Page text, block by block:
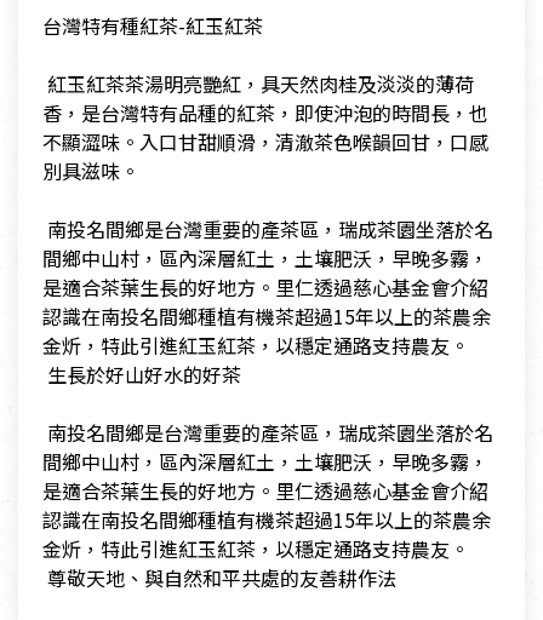
台灣特有種紅茶-紅玉紅茶
​ 紅玉紅茶茶湯明亮艷紅，具天然肉桂及淡淡的薄荷
香，是台灣特有品種的紅茶，即使沖泡的時間長，也
不顯澀味。入口甘甜順滑，清澈茶色喉韻回甘，口感
別具滋味。
​ 南投名間鄉是台灣重要的產茶區，瑞成茶園坐落於名
間鄉中山村，區內深層紅土，土壤肥沃，早晚多霧，
是適合茶葉生長的好地方。里仁透過慈心基金會介紹
認識在南投名間鄉種植有機茶超過15年以上的茶農余
金炘，特此引進紅玉紅茶，以穩定通路支持農友。
​ 生長於好山好水的好茶
​ 南投名間鄉是台灣重要的產茶區，瑞成茶園坐落於名
間鄉中山村，區內深層紅土，土壤肥沃，早晚多霧，
是適合茶葉生長的好地方。里仁透過慈心基金會介紹
認識在南投名間鄉種植有機茶超過15年以上的茶農余
金炘，特此引進紅玉紅茶，以穩定通路支持農友。
​ 尊敬天地、與自然和平共處的友善耕作法